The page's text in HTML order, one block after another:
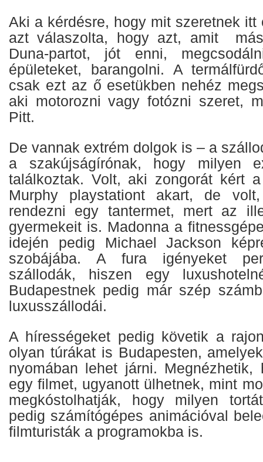
Aki a kérdésre, hogy mit szeretnek itt
azt válaszolta, hogy azt, amit
Duna-partot, jót enni,
épületeket, barangolni. A
csak ezt az ő esetükben nehéz
aki motorozni vagy fotózni szeret,
Pitt.
De vannak extrém dolgok is – a
a szakújságírónak, hogy milyen
találkoztak. Volt, aki zongorát kért
Murphy playstationt akart, de
rendezni egy tantermet, mert az
gyermekeit is. Madonna a
idején pedig Michael Jackson
szobájába. A fura igényeket
szállodák, hiszen egy
Budapestnek pedig már szép
luxusszállodái.
A hírességeket pedig követik a
olyan túrákat is Budapesten,
nyomában lehet járni. Megnézhetik,
egy filmet, ugyanott ülhetnek, mint
megkóstolhatják, hogy milyen
pedig számítógépes animációval
filmturisták a programokba is.